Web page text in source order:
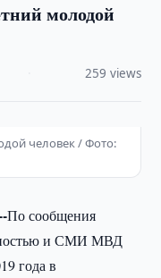
молодой
259 views
человек / Фото:
По сообщения
и СМИ МВД
года в